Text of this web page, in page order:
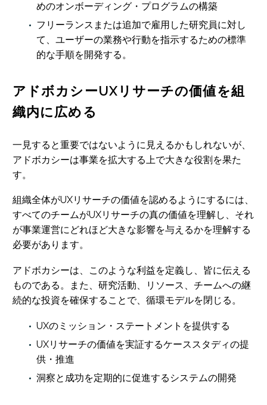
めのオンボーディング・プログラムの構築
フリーランスまたは追加で雇用した研究員に対し
て、ユーザーの業務や行動を指示するための標準
的な手順を開発する。
アドボカシーUXリサーチの価値を組
織内に広める
一見すると重要ではないように見えるかもしれないが、
アドボカシーは事業を拡大する上で大きな役割を果た
す。
組織全体がUXリサーチの価値を認めるようにするには、
すべてのチームがUXリサーチの真の価値を理解し、それ
が事業運営にどれほど大きな影響を与えるかを理解する
必要があります。
アドボカシーは、このような利益を定義し、皆に伝える
ものである。また、研究活動、リソース、チームへの継
続的な投資を確保することで、循環モデルを閉じる。
UXのミッション・ステートメントを提供する
UXリサーチの価値を実証するケーススタディの提
供・推進
洞察と成功を定期的に促進するシステムの開発